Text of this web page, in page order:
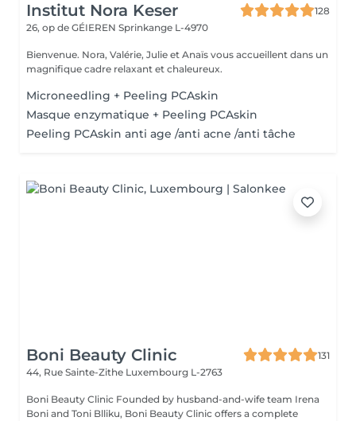
Institut Nora Keser
128
26, op de GÉIEREN Sprinkange L-4970
Bienvenue. Nora, Valérie, Julie et Anaïs vous accueillent dans un
magnifique cadre relaxant et chaleureux.
Microneedling + Peeling PCAskin
Masque enzymatique + Peeling PCAskin
Peeling PCAskin anti age /anti acne /anti tâche
Boni Beauty Clinic
131
44, Rue Sainte-Zithe Luxembourg L-2763
Boni Beauty Clinic Founded by husband-and-wife team Irena
Boni and Toni Blliku, Boni Beauty Clinic offers a complete